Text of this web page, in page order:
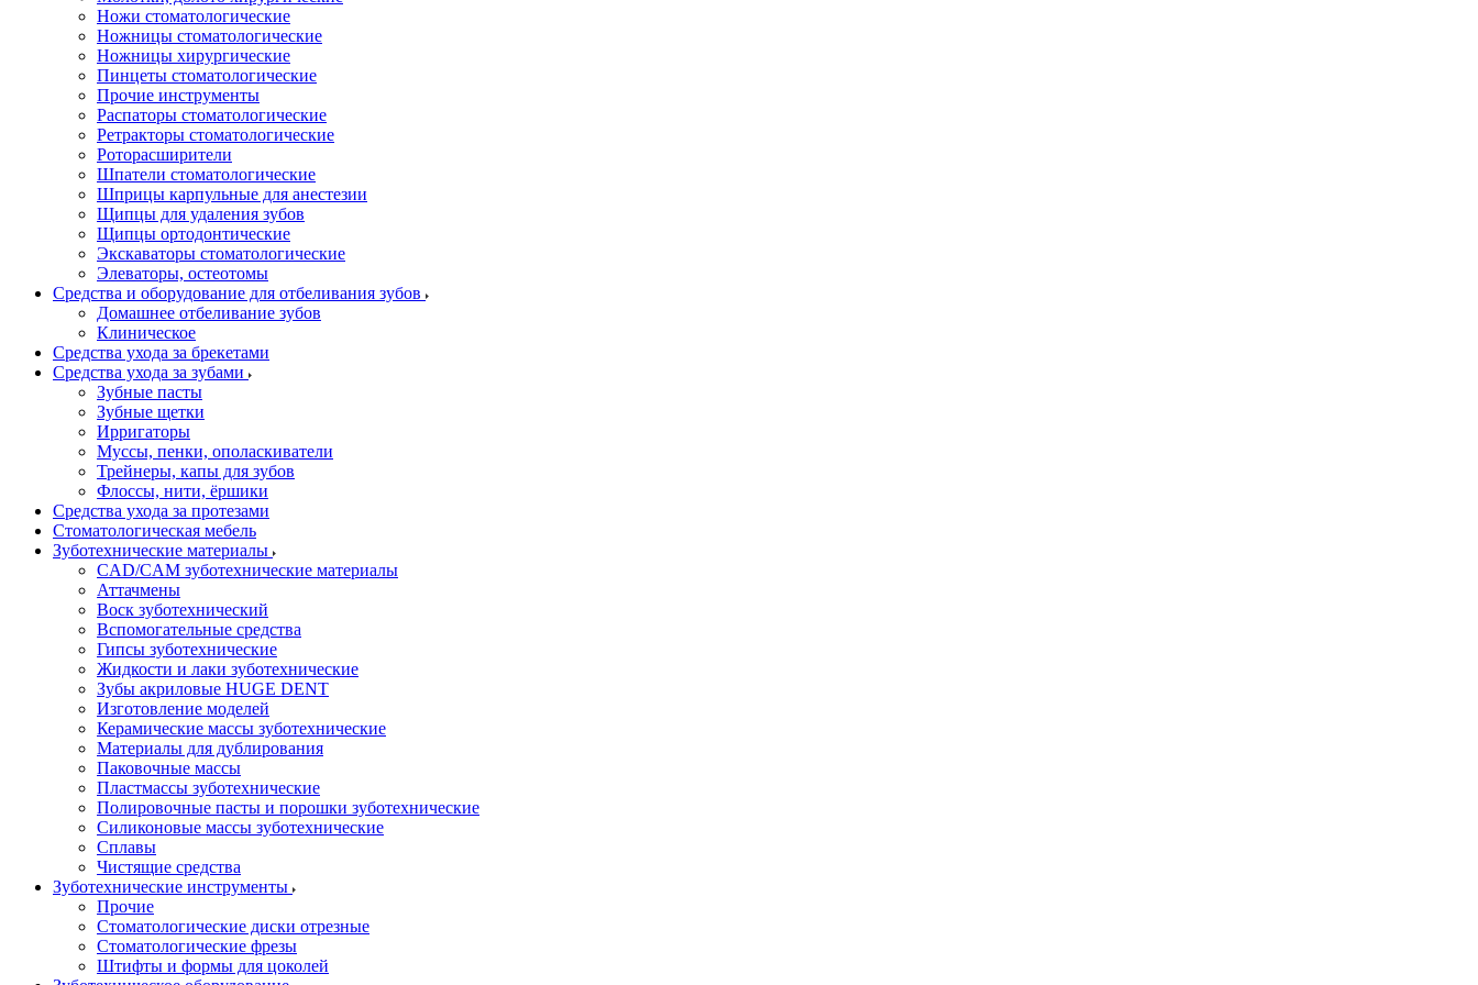
Ножи стоматологические
Ножницы стоматологические
Ножницы хирургические
Пинцеты стоматологические
Прочие инструменты
Распаторы стоматологические
Ретракторы стоматологические
Роторасширители
Шпатели стоматологические
Шприцы карпульные для анестезии
Щипцы для удаления зубов
Щипцы ортодонтические
Экскаваторы стоматологические
Элеваторы, остеотомы
Средства и оборудование для отбеливания зубов
Домашнее отбеливание зубов
Клиническое
Средства ухода за брекетами
Средства ухода за зубами
Зубные пасты
Зубные щетки
Ирригаторы
Муссы, пенки, ополаскиватели
Трейнеры, капы для зубов
Флоссы, нити, ёршики
Средства ухода за протезами
Стоматологическая мебель
Зуботехнические материалы
CAD/CAM зуботехнические материалы
Аттачмены
Воск зуботехнический
Вспомогательные средства
Гипсы зуботехнические
Жидкости и лаки зуботехнические
Зубы акриловые HUGE DENT
Изготовление моделей
Керамические массы зуботехнические
Материалы для дублирования
Паковочные массы
Пластмассы зуботехнические
Полировочные пасты и порошки зуботехнические
Силиконовые массы зуботехнические
Сплавы
Чистящие средства
Зуботехнические инструменты
Прочие
Стоматологические диски отрезные
Стоматологические фрезы
Штифты и формы для цоколей